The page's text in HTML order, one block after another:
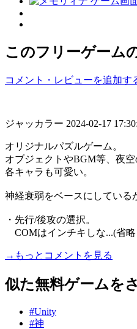
このフリーゲーム
コメント・レビューを追加す
ジャッカラー 2024-02-17
オリジナルパズルゲーム。
オブジェクトやBGM等、夜空
各キャラも可愛い。
神経衰弱をベースにしている
・先行/後攻の選択。
COMはインチキしな...(省
→もっとコメントを見る
似た無料ゲームを
#Unity
#神